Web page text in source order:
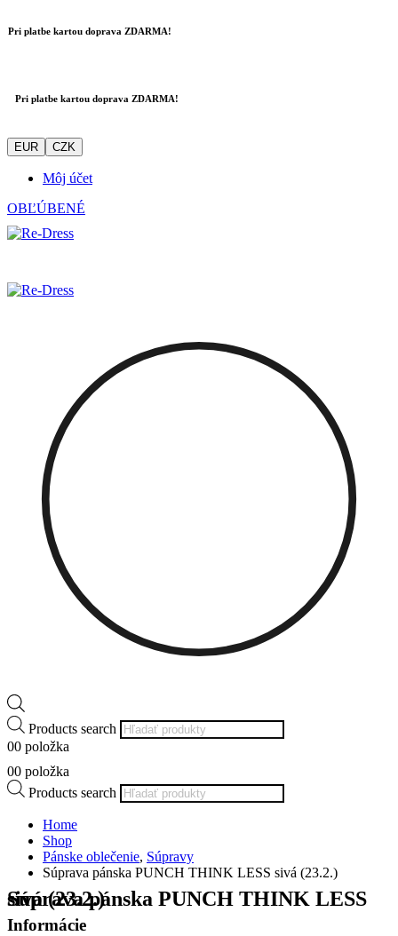
Pri platbe kartou doprava ZDARMA!
Pri platbe kartou doprava ZDARMA!
EUR CZK
Môj účet
OBĽÚBENÉ
Products search
00 položka
00 položka
Products search
Home
Shop
Pánske oblečenie, Súpravy
Súprava pánska PUNCH THINK LESS sivá (23.2.)
Súprava pánska PUNCH THINK LESS sivá (23.2.)
Informácie